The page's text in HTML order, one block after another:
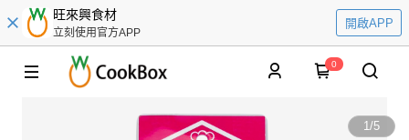
旺來興食材
立刻使用官方APP
開啟APP
0
1/5